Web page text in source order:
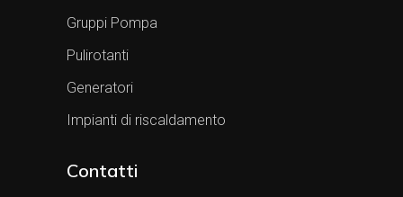
Gruppi Pompa
Pulirotanti
Generatori
Impianti di riscaldamento
Contatti